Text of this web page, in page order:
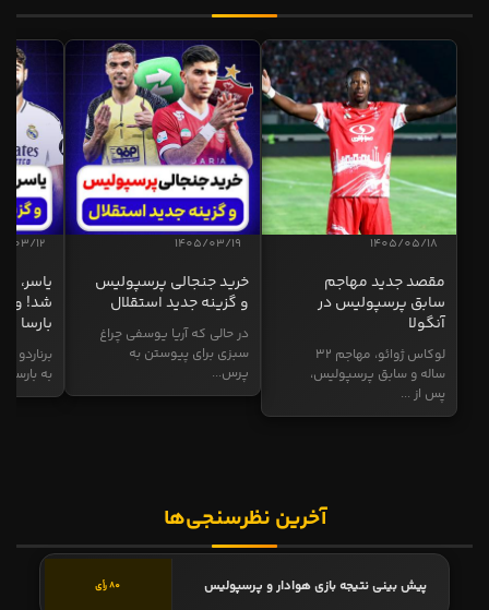
1405/05/18
مقصد جدید مهاجم
سابق پرسپولیس در
آنگولا
لوکاس ژوائو، مهاجم ۳۲
ساله و سابق پرسپولیس،
پس از ...
1405/03/19
خرید جنجالی پرسپولیس
و گزینه جدید استقلال
در حالی که آریا یوسفی چراغ
سبزی برای پیوستن به
پرس...
03/12
یاسر،
شد! و
بارسا
برناردو
به بارسا
آخرین نظرسنجی‌ها
پیش بینی نتیجه بازی هوادار و پرسپولیس 80 رأی